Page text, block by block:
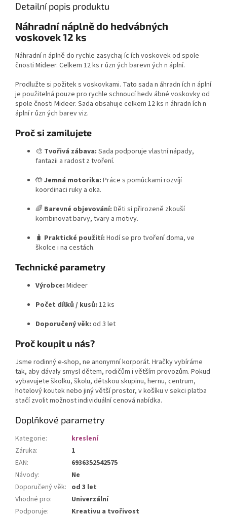
Detailní popis produktu
Náhradní náplně do hedvábných
voskovek 12 ks
Náhradní n áplně do rychle zasychaj íc ích voskovek od spole
čnosti Mideer. Celkem 12 ks r ůzn ých barevn ých n áplní.
Prodlužte si požitek s voskovkami. Tato sada n áhradn ích n áplní
je použitelná pouze pro rychle schnoucí hedv ábné voskovky od
spole čnosti Mideer. Sada obsahuje celkem 12 ks n áhradn ích n
áplní r ůzn ých barev viz.
Proč si zamilujete
🎨 Tvořivá zábava: Sada podporuje vlastní nápady,
fantazii a radost z tvoření.
🤲 Jemná motorika: Práce s pomůckami rozvíjí
koordinaci ruky a oka.
🌈 Barevné objevování: Děti si přirozeně zkouší
kombinovat barvy, tvary a motivy.
🧳 Praktické použití: Hodí se pro tvoření doma, ve
školce i na cestách.
Technické parametry
Výrobce: Mideer
Počet dílků / kusů: 12 ks
Doporučený věk: od 3 let
Proč koupit u nás?
Jsme rodinný e-shop, ne anonymní korporát. Hračky vybíráme
tak, aby dávaly smysl dětem, rodičům i větším provozům. Pokud
vybavujete školku, školu, dětskou skupinu, hernu, centrum,
hotelový koutek nebo jiný větší prostor, v košíku v sekci platba
stačí zvolit možnost individuální cenová nabídka.
Doplňkové parametry
Kategorie:
kreslení
Záruka:
1
EAN:
6936352542575
Návody:
Ne
Doporučený věk: od 3 let
Vhodné pro:
Univerzální
Podporuje: Kreativu a tvořivost